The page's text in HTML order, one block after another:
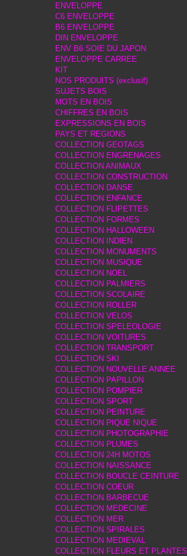
ENVELOPPE
C6 ENVELOPPE
B6 ENVELOPPE
DIN ENVELOPPE
ENV B6 SOIE DU JAPON
ENVELOPPE CARREE
KIT
NOS PRODUITS (exclusif)
SUJETS BOIS
MOTS EN BOIS
CHIFFRES EN BOIS
EXPRESSIONS EN BOIS
PAYS ET REGIONS
COLLECTION GEOTAGS
COLLECTION ENGRENAGES
COLLECTION ANIMAUX
COLLECTION CONSTRUCTION
COLLECTION DANSE
COLLECTION ENFANCE
COLLECTION FLIPETTES
COLLECTION FORMES
COLLECTION HALLOWEEN
COLLECTION INDIEN
COLLECTION MONUMENTS
COLLECTION MUSIQUE
COLLECTION NOEL
COLLECTION PALMIERS
COLLECTION SCOLAIRE
COLLECTION ROLLER
COLLECTION VELOS
COLLECTION SPELEOLOGIE
COLLECTION VOITURES
COLLECTION TRANSPORT
COLLECTION SKI
COLLECTION NOUVELLE ANNEE
COLLECTION PAPILLON
COLLECTION POMPIER
COLLECTION SPORT
COLLECTION PEINTURE
COLLECTION PIQUE NIQUE
COLLECTION PHOTOGRAPHIE
COLLECTION PLUMES
COLLECTION 24H MOTOS
COLLECTION NAISSANCE
COLLECTION BOUCLE CEINTURE
COLLECTION COEUR
COLLECTION BARBECUE
COLLECTION MEDECINE
COLLECTION MER
COLLECTION SPIRALES
COLLECTION MEDIEVAL
COLLECTION FLEURS ET PLANTES